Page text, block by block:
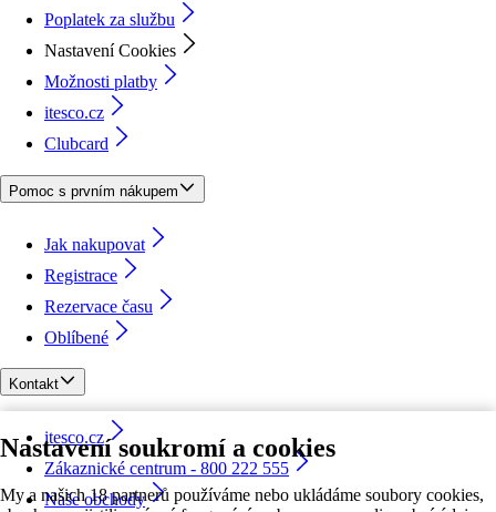
Nastavení soukromí a cookies
My a našich 18 partnerů používáme nebo ukládáme soubory cookies,
Poplatek za službu
Nastavení Cookies
Možnosti platby
itesco.cz
Clubcard
Pomoc s prvním nákupem
Jak nakupovat
Registrace
Rezervace času
Oblíbené
Kontakt
itesco.cz
Zákaznické centrum - 800 222 555
Naše obchody